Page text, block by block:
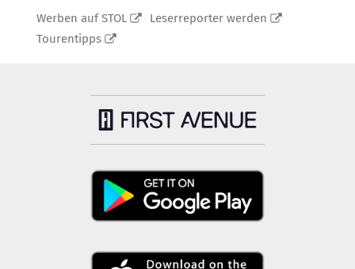
Werben auf STOL
Leserreporter werden
Tourentipps